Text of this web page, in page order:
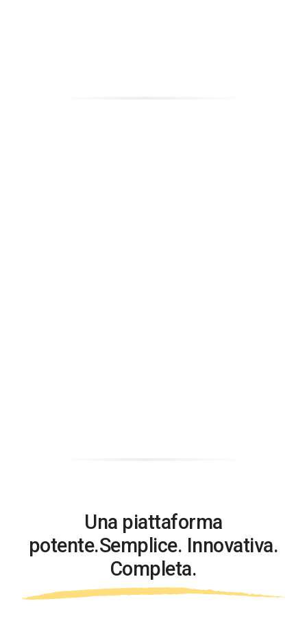
Una piattaforma
potente.Semplice. Innovativa.
Completa.